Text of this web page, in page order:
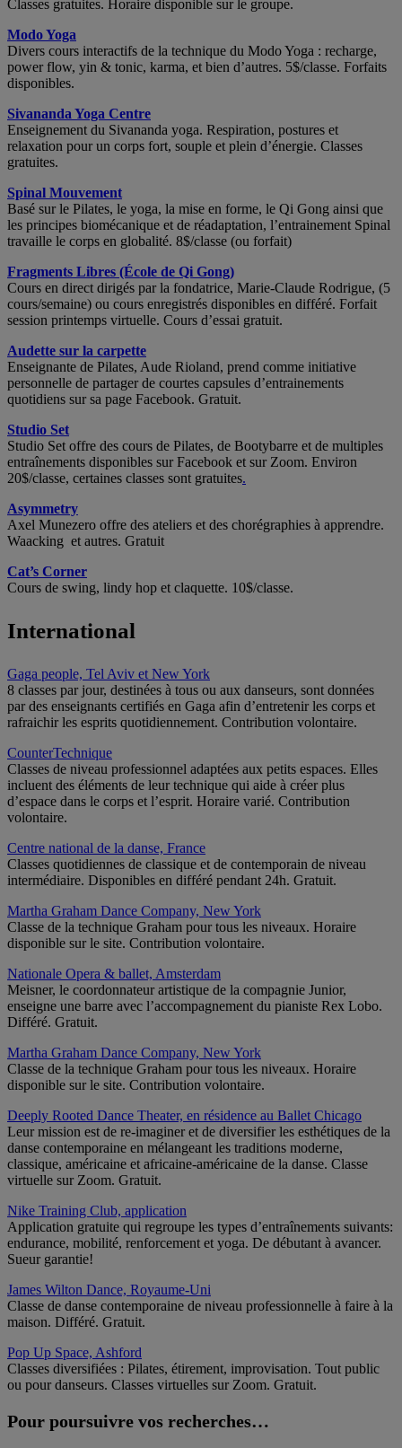
Classes gratuites. Horaire disponible sur le groupe.
Modo Yoga
Divers cours interactifs de la technique du Modo Yoga : recharge,
power flow, yin & tonic, karma, et bien d’autres. 5$/classe. Forfaits
disponibles.
Sivananda Yoga Centre
Enseignement du Sivananda yoga. Respiration, postures et
relaxation pour un corps fort, souple et plein d’énergie. Classes
gratuites.
Spinal Mouvement
Basé sur le Pilates, le yoga, la mise en forme, le Qi Gong ainsi que
les principes biomécanique et de réadaptation, l’entrainement Spinal
travaille le corps en globalité. 8$/classe (ou forfait)
Fragments Libres (École de Qi Gong)
Cours en direct dirigés par la fondatrice, Marie-Claude Rodrigue, (5
cours/semaine) ou cours enregistrés disponibles en différé. Forfait
session printemps virtuelle. Cours d’essai gratuit.
Audette sur la carpette
Enseignante de Pilates, Aude Rioland, prend comme initiative
personnelle de partager de courtes capsules d’entrainements
quotidiens sur sa page Facebook. Gratuit.
Studio Set
Studio Set offre des cours de Pilates, de Bootybarre et de multiples
entraînements disponibles sur Facebook et sur Zoom. Environ
20$/classe, certaines classes sont gratuites.
Asymmetry
Axel Munezero offre des ateliers et des chorégraphies à apprendre.
Waacking et autres. Gratuit
Cat’s Corner
Cours de swing, lindy hop et claquette. 10$/classe.
International
Gaga people, Tel Aviv et New York
8 classes par jour, destinées à tous ou aux danseurs, sont données
par des enseignants certifiés en Gaga afin d’entretenir les corps et
rafraichir les esprits quotidiennement. Contribution volontaire.
CounterTechnique
Classes de niveau professionnel adaptées aux petits espaces. Elles
incluent des éléments de leur technique qui aide à créer plus
d’espace dans le corps et l’esprit. Horaire varié. Contribution
volontaire.
Centre national de la danse, France
Classes quotidiennes de classique et de contemporain de niveau
intermédiaire. Disponibles en différé pendant 24h. Gratuit.
Martha Graham Dance Company, New York
Classe de la technique Graham pour tous les niveaux. Horaire
disponible sur le site. Contribution volontaire.
Nationale Opera & ballet, Amsterdam
Meisner, le coordonnateur artistique de la compagnie Junior,
enseigne une barre avec l’accompagnement du pianiste Rex Lobo.
Différé. Gratuit.
Martha Graham Dance Company, New York
Classe de la technique Graham pour tous les niveaux. Horaire
disponible sur le site. Contribution volontaire.
Deeply Rooted Dance Theater, en résidence au Ballet Chicago
Leur mission est de re-imaginer et de diversifier les esthétiques de la
danse contemporaine en mélangeant les traditions moderne,
classique, américaine et africaine-américaine de la danse. Classe
virtuelle sur Zoom. Gratuit.
Nike Training Club, application
Application gratuite qui regroupe les types d’entraînements suivants:
endurance, mobilité, renforcement et yoga. De débutant à avancer.
Sueur garantie!
James Wilton Dance, Royaume-Uni
Classe de danse contemporaine de niveau professionnelle à faire à la
maison. Différé. Gratuit.
Pop Up Space, Ashford
Classes diversifiées : Pilates, étirement, improvisation. Tout public
ou pour danseurs. Classes virtuelles sur Zoom. Gratuit.
Pour poursuivre vos recherches…